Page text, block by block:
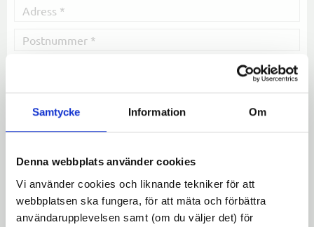
Samtycke Information Om
Denna webbplats använder cookies
Vi använder cookies och liknande tekniker för att
webbplatsen ska fungera, för att mäta och förbättra
användarupplevelsen samt (om du väljer det) för
Leverera till annan adress
SPARA KUNDUPPGIFTER